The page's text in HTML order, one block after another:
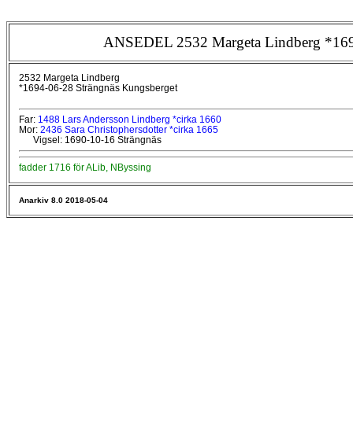
ANSEDEL 2532 Margeta Lindberg
2532 Margeta Lindberg
*1694-06-28 Strängnäs Kungsberget
Far: 1488 Lars Andersson Lindberg *cirka 1660
Mor: 2436 Sara Christophersdotter *cirka 1665
Vigsel: 1690-10-16 Strängnäs
fadder 1716 för ALib, NByssing
Anarkiv 8.0 2018-05-04